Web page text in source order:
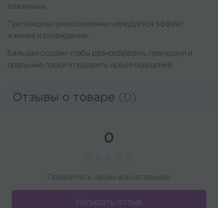
влажными.
При каждом прикосновении чередуется эффект
жжения и охлаждения.
Бальзам создан чтобы разнообразить прелюдии и
оральные ласки и подарить новые ощущения.
Отзывы о товаре (0)
0
Поделитесь своим впечатлением
Написать отзыв